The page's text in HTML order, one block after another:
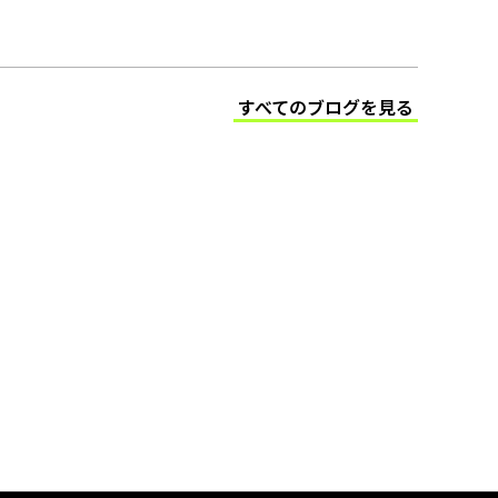
すべてのブログを見る
(Opens in a new tab)